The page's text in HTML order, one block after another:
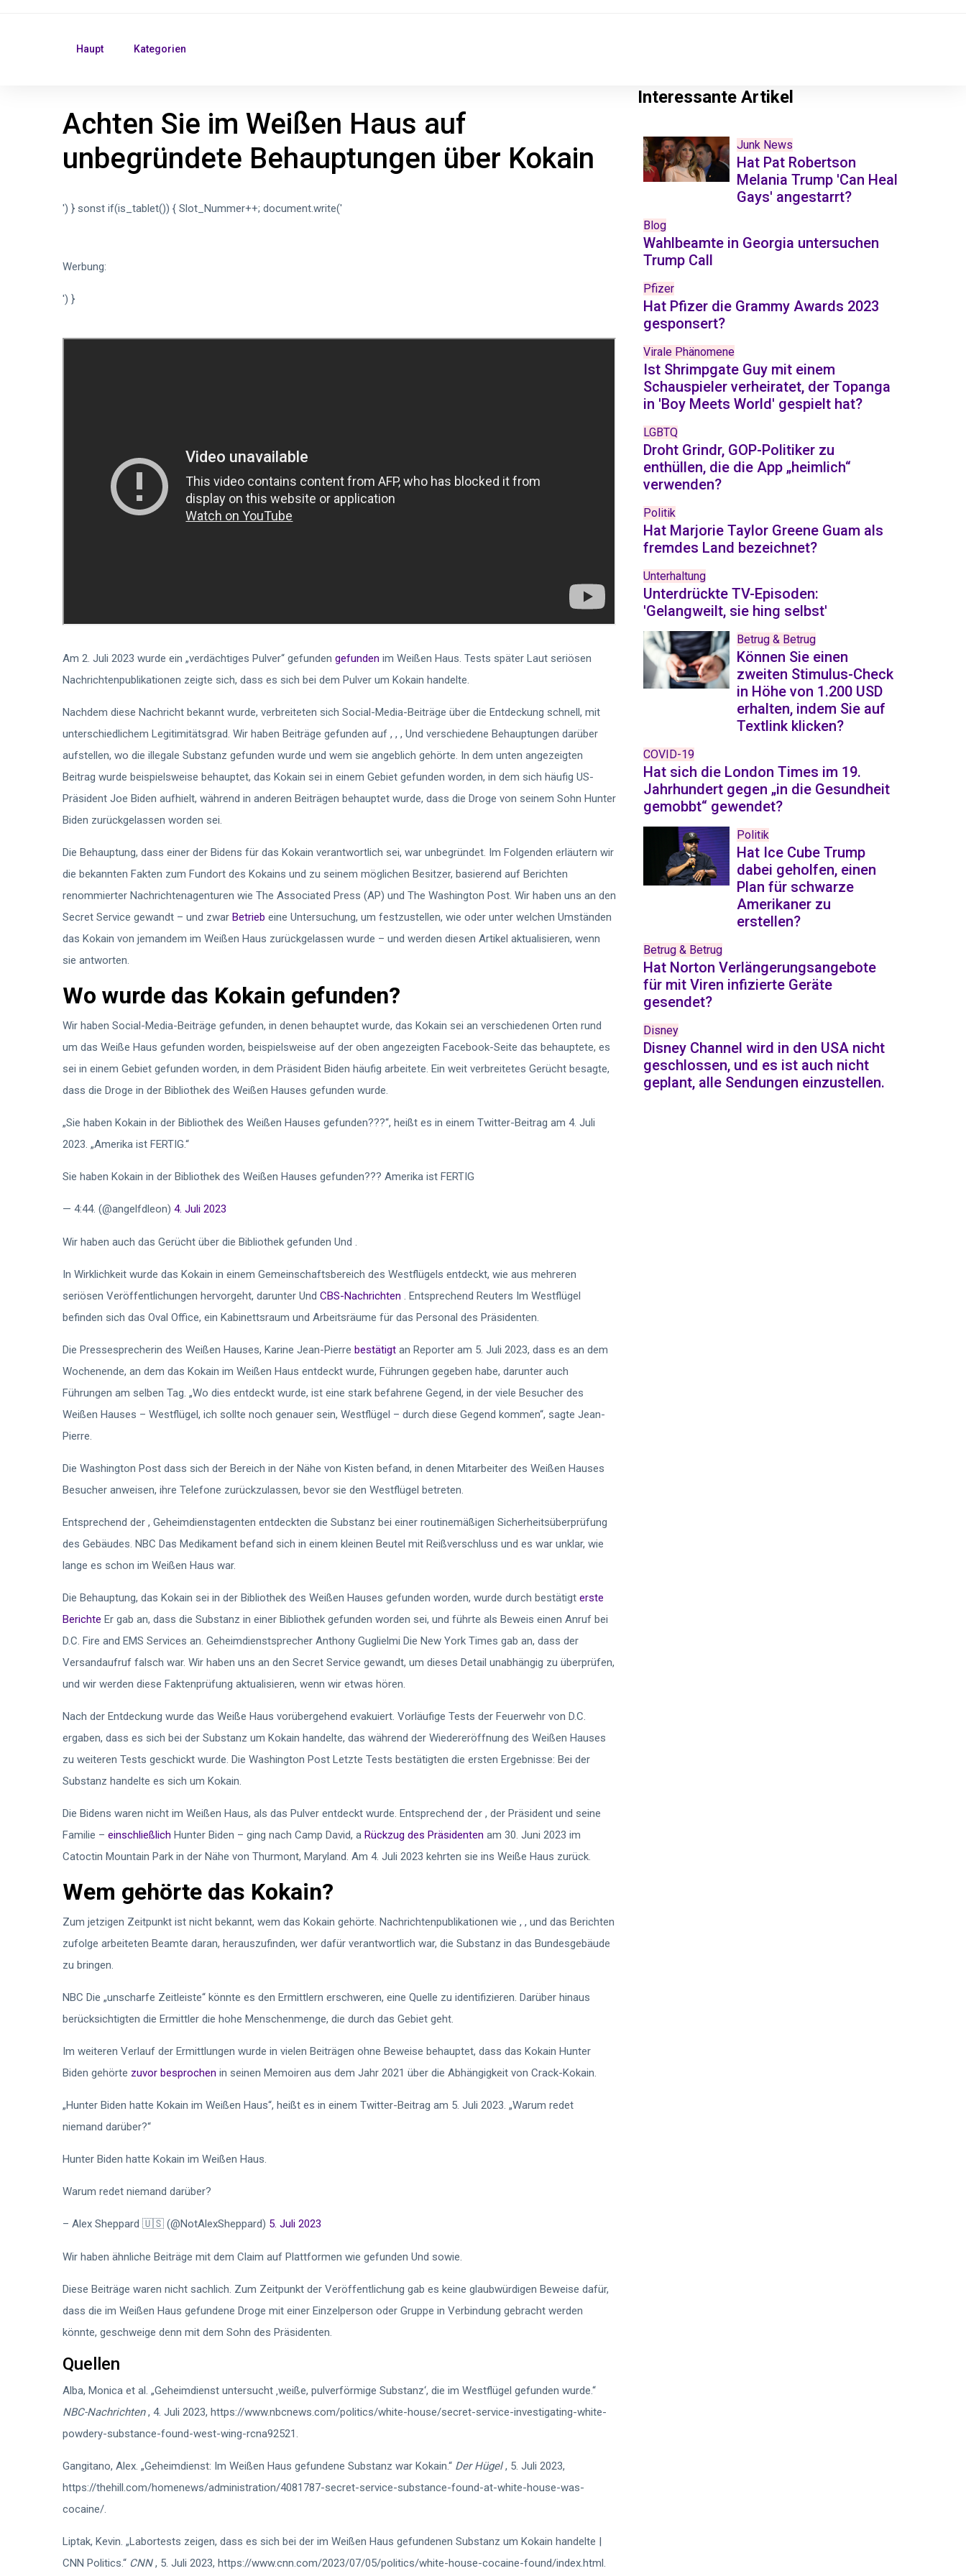
Haupt Kategorien
Achten Sie im Weißen Haus auf
unbegründete Behauptungen über Kokain
') } sonst if(is_tablet()) { Slot_Nummer++; document.write('
Werbung:
') }
Am 2. Juli 2023 wurde ein „verdächtiges Pulver“ gefunden gefunden im Weißen Haus. Tests später Laut seriösen
Nachrichtenpublikationen zeigte sich, dass es sich bei dem Pulver um Kokain handelte.
Nachdem diese Nachricht bekannt wurde, verbreiteten sich Social-Media-Beiträge über die Entdeckung schnell, mit
unterschiedlichem Legitimitätsgrad. Wir haben Beiträge gefunden auf , , , Und verschiedene Behauptungen darüber
aufstellen, wo die illegale Substanz gefunden wurde und wem sie angeblich gehörte. In dem unten angezeigten
Beitrag wurde beispielsweise behauptet, das Kokain sei in einem Gebiet gefunden worden, in dem sich häufig US-
Präsident Joe Biden aufhielt, während in anderen Beiträgen behauptet wurde, dass die Droge von seinem Sohn Hunter
Biden zurückgelassen worden sei.
Die Behauptung, dass einer der Bidens für das Kokain verantwortlich sei, war unbegründet. Im Folgenden erläutern wir
die bekannten Fakten zum Fundort des Kokains und zu seinem möglichen Besitzer, basierend auf Berichten
renommierter Nachrichtenagenturen wie The Associated Press (AP) und The Washington Post. Wir haben uns an den
Secret Service gewandt – und zwar Betrieb eine Untersuchung, um festzustellen, wie oder unter welchen Umständen
das Kokain von jemandem im Weißen Haus zurückgelassen wurde – und werden diesen Artikel aktualisieren, wenn
sie antworten.
Wo wurde das Kokain gefunden?
Wir haben Social-Media-Beiträge gefunden, in denen behauptet wurde, das Kokain sei an verschiedenen Orten rund
um das Weiße Haus gefunden worden, beispielsweise auf der oben angezeigten Facebook-Seite das behauptete, es
sei in einem Gebiet gefunden worden, in dem Präsident Biden häufig arbeitete. Ein weit verbreitetes Gerücht besagte,
dass die Droge in der Bibliothek des Weißen Hauses gefunden wurde.
„Sie haben Kokain in der Bibliothek des Weißen Hauses gefunden???“, heißt es in einem Twitter-Beitrag am 4. Juli
2023. „Amerika ist FERTIG.“
Sie haben Kokain in der Bibliothek des Weißen Hauses gefunden??? Amerika ist FERTIG
— 4:44. (@angelfdleon) 4. Juli 2023
Wir haben auch das Gerücht über die Bibliothek gefunden Und .
In Wirklichkeit wurde das Kokain in einem Gemeinschaftsbereich des Westflügels entdeckt, wie aus mehreren
seriösen Veröffentlichungen hervorgeht, darunter Und CBS-Nachrichten . Entsprechend Reuters Im Westflügel
befinden sich das Oval Office, ein Kabinettsraum und Arbeitsräume für das Personal des Präsidenten.
Die Pressesprecherin des Weißen Hauses, Karine Jean-Pierre bestätigt an Reporter am 5. Juli 2023, dass es an dem
Wochenende, an dem das Kokain im Weißen Haus entdeckt wurde, Führungen gegeben habe, darunter auch
Führungen am selben Tag. „Wo dies entdeckt wurde, ist eine stark befahrene Gegend, in der viele Besucher des
Weißen Hauses – Westflügel, ich sollte noch genauer sein, Westflügel – durch diese Gegend kommen“, sagte Jean-
Pierre.
Die Washington Post dass sich der Bereich in der Nähe von Kisten befand, in denen Mitarbeiter des Weißen Hauses
Besucher anweisen, ihre Telefone zurückzulassen, bevor sie den Westflügel betreten.
Entsprechend der , Geheimdienstagenten entdeckten die Substanz bei einer routinemäßigen Sicherheitsüberprüfung
des Gebäudes. NBC Das Medikament befand sich in einem kleinen Beutel mit Reißverschluss und es war unklar, wie
lange es schon im Weißen Haus war.
Die Behauptung, das Kokain sei in der Bibliothek des Weißen Hauses gefunden worden, wurde durch bestätigt erste
Berichte Er gab an, dass die Substanz in einer Bibliothek gefunden worden sei, und führte als Beweis einen Anruf bei
D.C. Fire and EMS Services an. Geheimdienstsprecher Anthony Guglielmi Die New York Times gab an, dass der
Versandaufruf falsch war. Wir haben uns an den Secret Service gewandt, um dieses Detail unabhängig zu überprüfen,
und wir werden diese Faktenprüfung aktualisieren, wenn wir etwas hören.
Nach der Entdeckung wurde das Weiße Haus vorübergehend evakuiert. Vorläufige Tests der Feuerwehr von D.C.
ergaben, dass es sich bei der Substanz um Kokain handelte, das während der Wiedereröffnung des Weißen Hauses
zu weiteren Tests geschickt wurde. Die Washington Post Letzte Tests bestätigten die ersten Ergebnisse: Bei der
Substanz handelte es sich um Kokain.
Die Bidens waren nicht im Weißen Haus, als das Pulver entdeckt wurde. Entsprechend der , der Präsident und seine
Familie – einschließlich Hunter Biden – ging nach Camp David, a Rückzug des Präsidenten am 30. Juni 2023 im
Catoctin Mountain Park in der Nähe von Thurmont, Maryland. Am 4. Juli 2023 kehrten sie ins Weiße Haus zurück.
Wem gehörte das Kokain?
Zum jetzigen Zeitpunkt ist nicht bekannt, wem das Kokain gehörte. Nachrichtenpublikationen wie , , und das Berichten
zufolge arbeiteten Beamte daran, herauszufinden, wer dafür verantwortlich war, die Substanz in das Bundesgebäude
zu bringen.
NBC Die „unscharfe Zeitleiste“ könnte es den Ermittlern erschweren, eine Quelle zu identifizieren. Darüber hinaus
berücksichtigten die Ermittler die hohe Menschenmenge, die durch das Gebiet geht.
Im weiteren Verlauf der Ermittlungen wurde in vielen Beiträgen ohne Beweise behauptet, dass das Kokain Hunter
Biden gehörte zuvor besprochen in seinen Memoiren aus dem Jahr 2021 über die Abhängigkeit von Crack-Kokain.
„Hunter Biden hatte Kokain im Weißen Haus“, heißt es in einem Twitter-Beitrag am 5. Juli 2023. „Warum redet
niemand darüber?“
Hunter Biden hatte Kokain im Weißen Haus.
Warum redet niemand darüber?
– Alex Sheppard 🇺🇸 (@NotAlexSheppard) 5. Juli 2023
Wir haben ähnliche Beiträge mit dem Claim auf Plattformen wie gefunden Und sowie.
Diese Beiträge waren nicht sachlich. Zum Zeitpunkt der Veröffentlichung gab es keine glaubwürdigen Beweise dafür,
dass die im Weißen Haus gefundene Droge mit einer Einzelperson oder Gruppe in Verbindung gebracht werden
könnte, geschweige denn mit dem Sohn des Präsidenten.
Quellen
Alba, Monica et al. „Geheimdienst untersucht ‚weiße, pulverförmige Substanz‘, die im Westflügel gefunden wurde.“
NBC-Nachrichten, 4. Juli 2023, https://www.nbcnews.com/politics/white-house/secret-service-investigating-white-
powdery-substance-found-west-wing-rcna92521.
Gangitano, Alex. „Geheimdienst: Im Weißen Haus gefundene Substanz war Kokain.“ Der Hügel, 5. Juli 2023,
https://thehill.com/homenews/administration/4081787-secret-service-substance-found-at-white-house-was-
cocaine/.
Liptak, Kevin. „Labortests zeigen, dass es sich bei der im Weißen Haus gefundenen Substanz um Kokain handelte |
CNN Politics.“ CNN, 5. Juli 2023, https://www.cnn.com/2023/07/05/politics/white-house-cocaine-found/index.html.
Interessante Artikel
Junk News
Hat Pat Robertson
Melania Trump 'Can Heal
Gays' angestarrt?
Blog
Wahlbeamte in Georgia untersuchen
Trump Call
Pfizer
Hat Pfizer die Grammy Awards 2023
gesponsert?
Virale Phänomene
Ist Shrimpgate Guy mit einem
Schauspieler verheiratet, der Topanga
in 'Boy Meets World' gespielt hat?
LGBTQ
Droht Grindr, GOP-Politiker zu
enthüllen, die die App „heimlich“
verwenden?
Politik
Hat Marjorie Taylor Greene Guam als
fremdes Land bezeichnet?
Unterhaltung
Unterdrückte TV-Episoden:
'Gelangweilt, sie hing selbst'
Betrug & Betrug
Können Sie einen
zweiten Stimulus-Check
in Höhe von 1.200 USD
erhalten, indem Sie auf
Textlink klicken?
COVID-19
Hat sich die London Times im 19.
Jahrhundert gegen „in die Gesundheit
gemobbt“ gewendet?
Politik
Hat Ice Cube Trump
dabei geholfen, einen
Plan für schwarze
Amerikaner zu
erstellen?
Betrug & Betrug
Hat Norton Verlängerungsangebote
für mit Viren infizierte Geräte
gesendet?
Disney
Disney Channel wird in den USA nicht
geschlossen, und es ist auch nicht
geplant, alle Sendungen einzustellen.